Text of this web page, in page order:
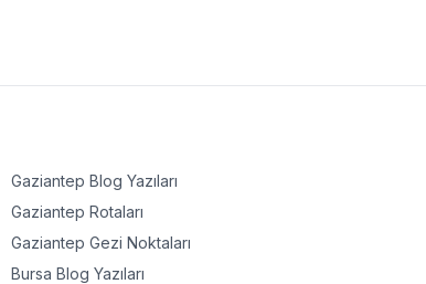
Gaziantep Blog Yazıları
Gaziantep Rotaları
Gaziantep Gezi Noktaları
Bursa Blog Yazıları